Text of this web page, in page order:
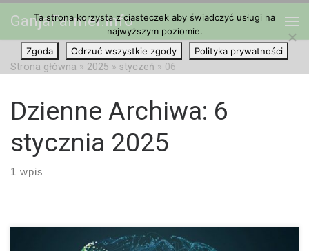
Przejdź do treści
GanjaFarmer.info
Strona główna » 2025 » styczeń » 06
Dzienne Archiwa: 6
stycznia 2025
1 wpis
Ta strona korzysta z ciasteczek aby świadczyć usługi na
najwyższym poziomie.
Zgoda
Odrzuć wszystkie zgody Polityka prywatności